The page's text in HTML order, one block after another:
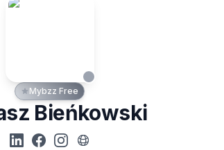
Mybzz Free
Bieńkowski